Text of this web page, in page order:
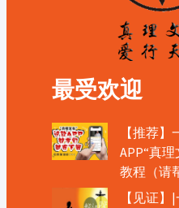
最受欢迎
【推荐
APP“真
教程（请
【见证